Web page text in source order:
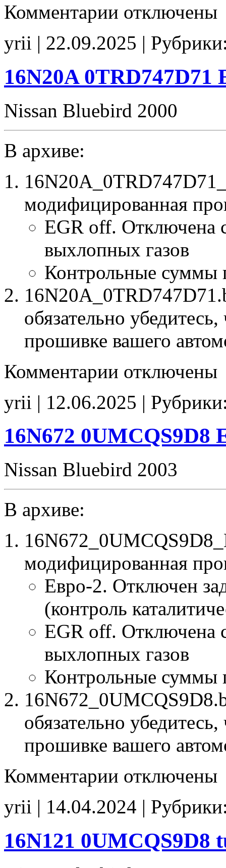
Комментарии записи
E2Catoff
CHK(ok)
отключены
yrii | 22.09.2025 |
16N20A
Nissan Bluebird 2000
В архиве:
модифицированная
EGR off. Отключена
выхлопных газов
Контрольные суммы
обязательно
прошивке вашего
Комментарии записи
EGR_off
CHK(ok)
отключены
yrii | 12.06.2025 |
16N672 0UMCQS9D8
Nissan Bluebird 2003
В архиве:
модифицированная
Евро-2. Отключен
(контроль
EGR off. Отключена
выхлопных газов
Контрольные суммы
обязательно
прошивке вашего
Комментарии записи
E2(EGR_off)
CHK(ok)
отключены
yrii | 14.04.2024 |
16N121 0UMCQS9D8